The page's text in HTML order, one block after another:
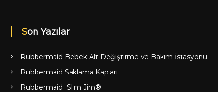
Son Yazılar
Rubbermaid Bebek Alt Değiştirme ve Bakım İstasyonu
Rubbermaid Saklama Kapları
Rubbermaid Slim Jim®